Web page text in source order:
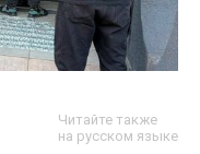
Читайте также
на русском языке